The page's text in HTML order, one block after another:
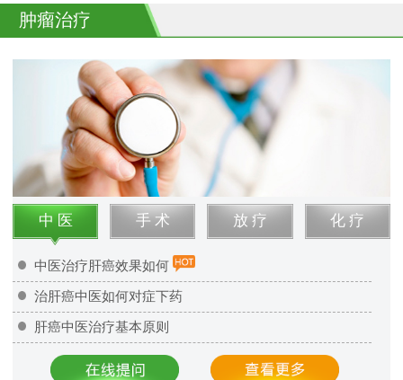
肿瘤治疗
中 医 手 术 放 疗 化 疗
中医治疗肝癌效果如何
治肝癌中医如何对症下药
肝癌中医治疗基本原则